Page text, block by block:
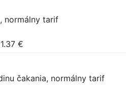
normálny tarif
1.37 €
čakania, normálny tarif